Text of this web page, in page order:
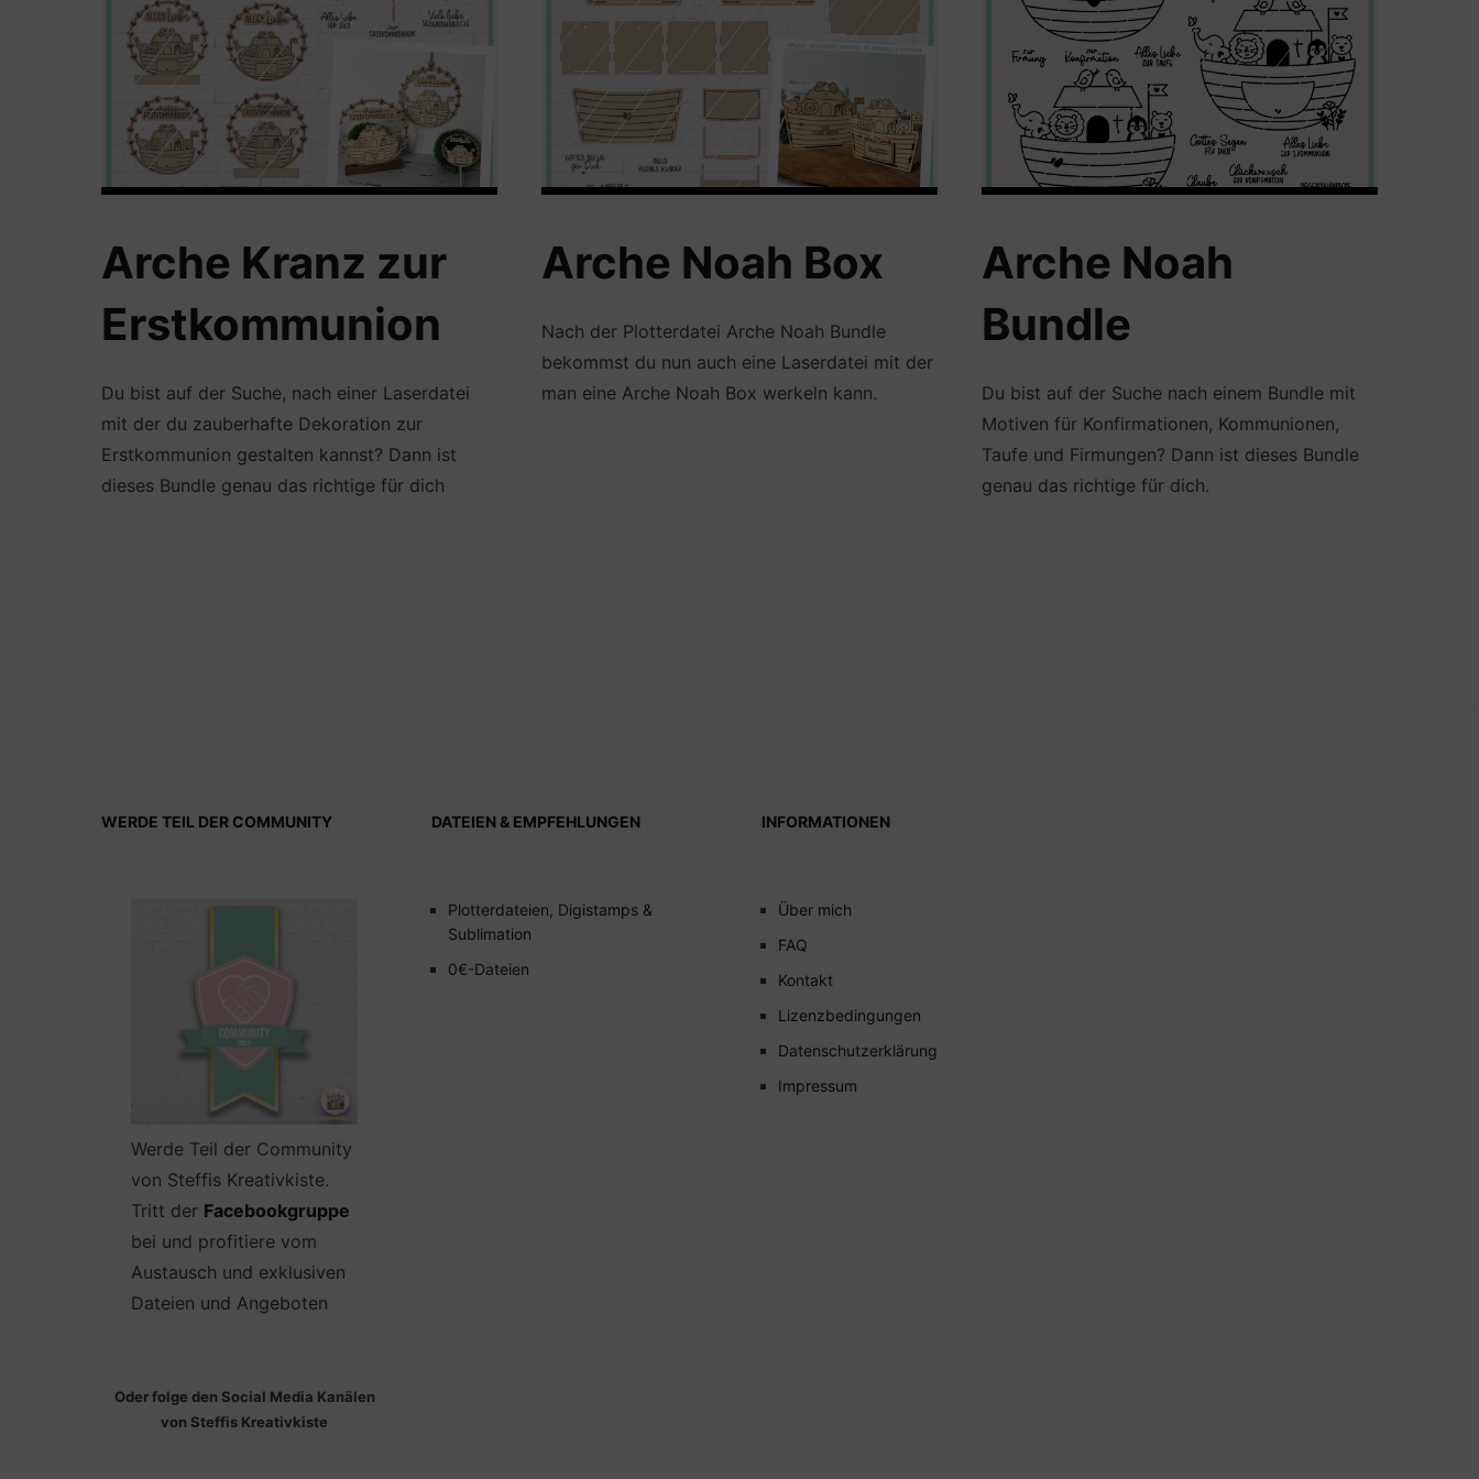
Arche Kranz zur
Erstkommunion
Du bist auf der Suche, nach einer Laserdatei
mit der du zauberhafte Dekoration zur
Erstkommunion gestalten kannst? Dann ist
dieses Bundle genau das richtige für dich
Arche Noah Box
Nach der Plotterdatei Arche Noah Bundle
bekommst du nun auch eine Laserdatei mit der
man eine Arche Noah Box werkeln kann.
Arche Noah
Bundle
Du bist auf der Suche nach einem Bundle mit
Motiven für Konfirmationen, Kommunionen,
Taufe und Firmungen? Dann ist dieses Bundle
genau das richtige für dich.
WERDE TEIL DER COMMUNITY
Werde Teil der Community
von Steffis Kreativkiste.
Tritt der Facebookgruppe
bei und profitiere vom
Austausch und exklusiven
Dateien und Angeboten
Oder folge den Social Media Kanälen
von Steffis Kreativkiste
DATEIEN & EMPFEHLUNGEN
Plotterdateien, Digistamps &
Sublimation
0€-Dateien
INFORMATIONEN
Über mich
FAQ
Kontakt
Lizenzbedingungen
Datenschutzerklärung
Impressum